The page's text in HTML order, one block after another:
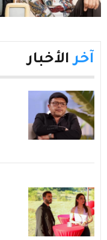
آخر الأخبار